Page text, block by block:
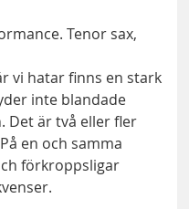
Tenor sax,
vi hatar finns en stark
inte blandade
Det är två eller fler
en och samma
förkroppsligar